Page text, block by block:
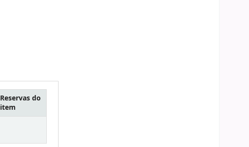
Reservas do
item